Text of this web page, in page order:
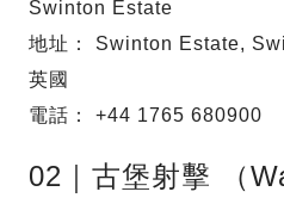
Swinton Estate
地址： Swinton Estate,
英國
電話： +44 1765 680900
02｜古堡射擊 （